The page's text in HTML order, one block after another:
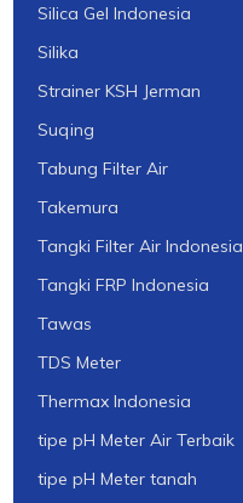
Silica Gel Indonesia
Silika
Strainer KSH Jerman
Suqing
Tabung Filter Air
Takemura
Tangki Filter Air Indonesia
Tangki FRP Indonesia
Tawas
TDS Meter
Thermax Indonesia
tipe pH Meter Air Terbaik
tipe pH Meter tanah